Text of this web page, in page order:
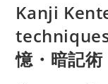
Kanji
憶・暗記術